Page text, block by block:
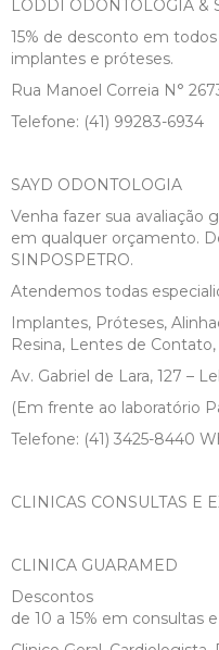
LODDI ODONTOLOGIA &
15% de desconto em
implantes e próteses.
Rua Manoel Correia N°
Telefone: (41) 99283-6934
SAYD ODONTOLOGIA
Venha fazer sua avaliação
em qualquer orçamento.
SINPOSPETRO.
Atendemos todas
Implantes, Próteses,
Resina, Lentes de
Av. Gabriel de Lara, 127 –
(Em frente ao laboratório
Telefone: (41) 3425-8440
CLINICAS CONSULTAS E
CLINICA GUARAMED
Descontos
de 10 a 15% em consultas